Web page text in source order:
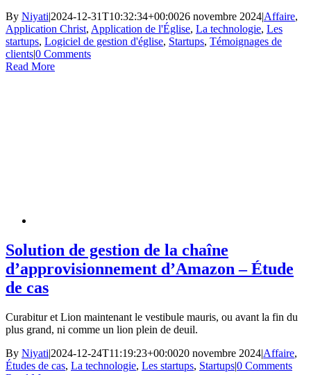
By Niyati|2024-12-31T10:32:34+00:0026 novembre 2024|Affaire,
Application Christ, Application de l'Église, La technologie, Les
startups, Logiciel de gestion d'église, Startups, Témoignages de
clients|0 Comments
Read More
Solution de gestion de la chaîne
d’approvisionnement d’Amazon – Étude
de cas
Curabitur et Lion maintenant le vestibule mauris, ou avant la fin du
plus grand, ni comme un lion plein de deuil.
By Niyati|2024-12-24T11:19:23+00:0020 novembre 2024|Affaire,
Études de cas, La technologie, Les startups, Startups|0 Comments